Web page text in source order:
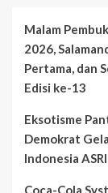
Malam
2026,
Pertama, dan
Edisi ke-13
Eksotisme
Demokrat
Indonesia ASRI
Coca-Cola